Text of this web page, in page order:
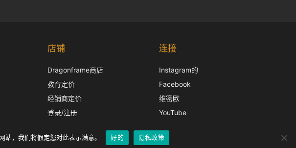
店铺
Dragonframe商店
教育定价
经销商定价
登录/注册
连接
Instagram的
Facebook
维密欧
YouTube
，我们将假定您对此表示满意。 好的 隐私政策
French